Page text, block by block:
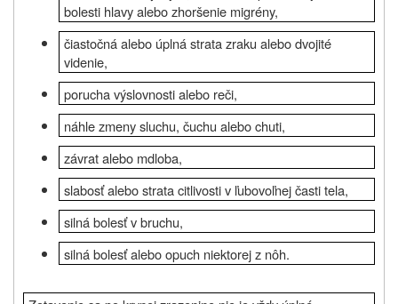
bolesti hlavy alebo zhoršenie migrény,
čiastočná alebo úplná strata zraku alebo dvojité
videnie,
porucha výslovnosti alebo reči,
náhle zmeny sluchu, čuchu alebo chuti,
závrat alebo mdloba,
slabosť alebo strata citlivosti v ľubovoľnej časti tela,
silná bolesť v bruchu,
silná bolesť alebo opuch niektorej z nôh.